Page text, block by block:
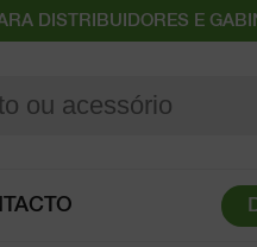
DISTRIBUIDORES E